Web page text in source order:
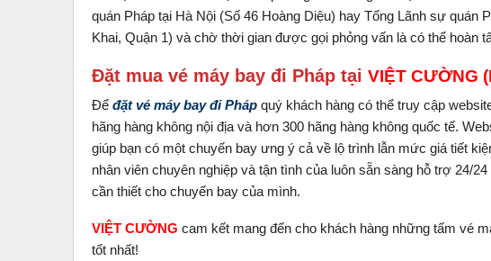
quán Pháp tại Hà Nội (Số 46 Hoàng Diệu) hay Tổng Lãnh sự quán
Khai, Quận 1) và chờ thời gian được gọi phỏng vấn là có thể hoàn
Đặt mua vé máy bay đi Pháp tại VIỆT CƯỜNG
Để đặt vé máy bay đi Pháp quý khách hàng có thể truy cập
hãng hàng không nội địa và hơn 300 hãng hàng không quốc tế.
giúp bạn có một chuyến bay ưng ý cả về lộ trình lẫn mức giá tiết
nhân viên chuyên nghiệp và tận tình của luôn sẵn sàng hỗ trợ 24/
cần thiết cho chuyến bay của mình.
VIỆT CƯỜNG cam kết mang đến cho khách hàng những tấm vé
tốt nhất!